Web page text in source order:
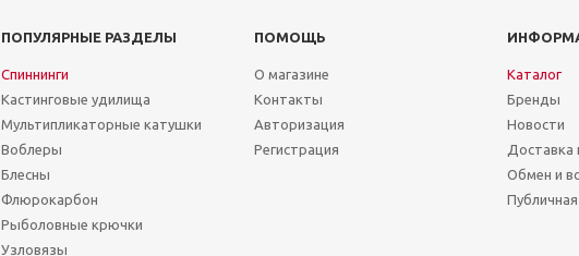
ПОПУЛЯРНЫЕ РАЗДЕЛЫ ПОМОЩЬ
Спиннинги
Кастинговые удилища
Мультипликаторные катушки
Воблеры
Блесны
Флюрокарбон
Рыболовные крючки
Узловязы
О магазине
Контакты
Авторизация
Регистрация
Каталог
Бренды
Новости
Доставка
Обмен и